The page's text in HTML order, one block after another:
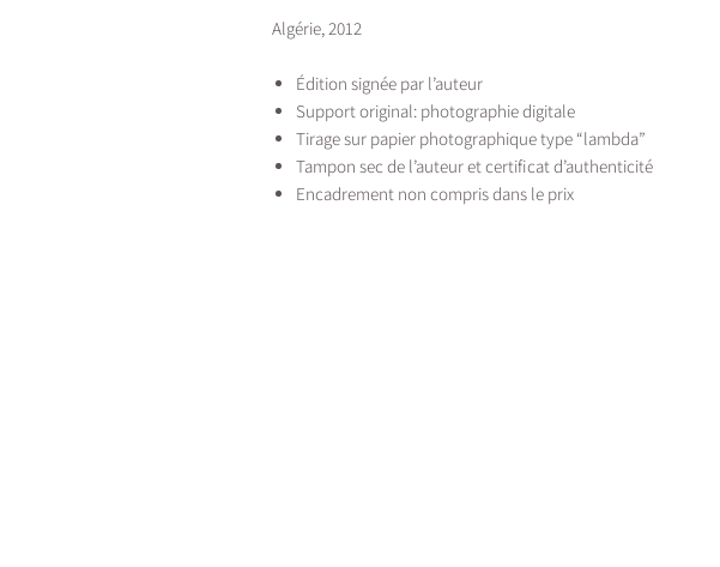
Algérie, 2012
Édition signée par l’auteur
Support original: photographie digitale
Tirage sur papier photographique type “lambda”
Tampon sec de l’auteur et certificat d’authenticité
Encadrement non compris dans le prix